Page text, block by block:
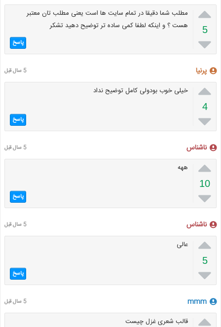

5

مطلب شما دقیقا در تمام سایت ها است یعنی مطلب تان معتبر
هست ؟ و اینکه لطفا کمی ساده تر توضیح دهید تشکر
پاسخ
پرنیا 5 سال قبل

4

خیلی خوب بودولی کامل توضیح نداد
پاسخ
ناشناس 5 سال قبل

10

ههه
پاسخ
ناشناس 5 سال قبل

5

عالی
پاسخ
mmm 5 سال قبل
 قالب شعری غزل چیست